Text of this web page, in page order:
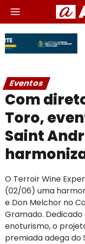
Eventos
Com
Toro,
Saint
O Terroir Wine
(02/06) uma
e Don Melchor no
Gramado.
enoturismo, o
premiada adega do